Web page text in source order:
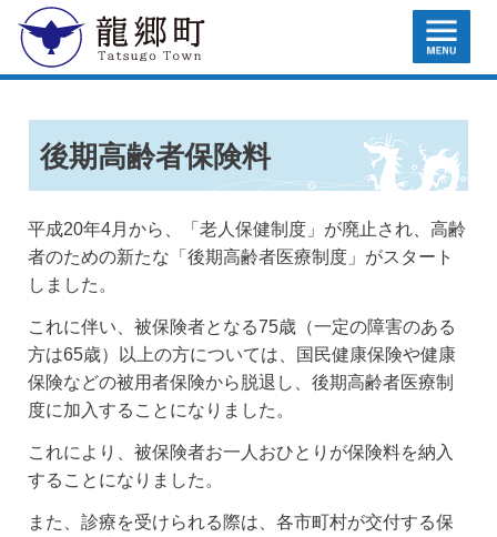
龍郷町 MENU
後期高齢者保険料
平成20年4月から、「老人保健制度」が廃止され、高齢
者のための新たな「後期高齢者医療制度」がスタート
しました。
これに伴い、被保険者となる75歳（一定の障害のある
方は65歳）以上の方については、国民健康保険や健康
保険などの被用者保険から脱退し、後期高齢者医療制
度に加入することになりました。
これにより、被保険者お一人おひとりが保険料を納入
することになりました。
また、診療を受けられる際は、各市町村が交付する保